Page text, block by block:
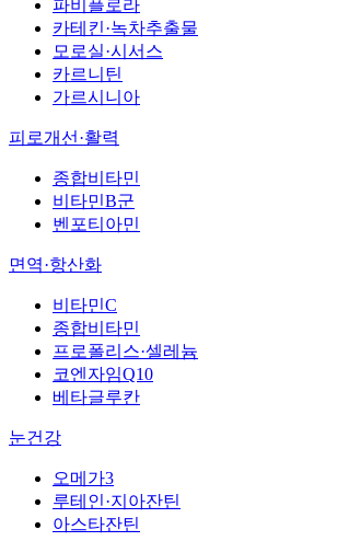
파비플로라
카테킨·녹차추출물
모로실·시서스
카르니틴
가르시니아
피로개선·활력
종합비타민
비타민B군
벤포티아민
면역·항산화
비타민C
종합비타민
프로폴리스·셀레늄
코엔자임Q10
베타글루칸
눈건강
오메가3
루테인·지아잔틴
아스타잔틴